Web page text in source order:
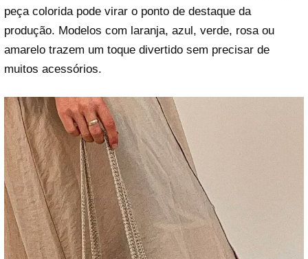
peça colorida pode virar o ponto de destaque da
produção. Modelos com laranja, azul, verde, rosa ou
amarelo trazem um toque divertido sem precisar de
muitos acessórios.